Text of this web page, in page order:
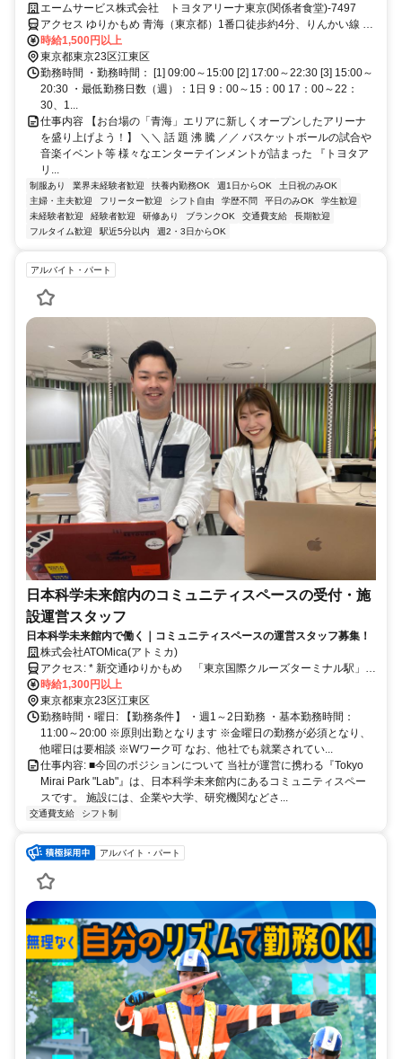
か？週1日～OK！未経験者も大歓迎！
エームサービス株式会社 トヨタアリーナ東京(関係者食堂)-7497
アクセス ゆりかもめ 青海（東京都）1番口徒歩約4分、りんかい線 東
京テレポートA口徒歩約8分、ゆりかもめ 東京ビッグサイト（ゆりか
もめ）1番口徒歩約12分
時給1,500円以上
東京都東京23区江東区
勤務時間 ・勤務時間： [1] 09:00～15:00 [2] 17:00～22:30 [3] 15:00～
20:30 ・最低勤務日数（週）：1日 9：00～15：00 17：00～22：
30、1...
仕事内容 【お台場の「青海」エリアに新しくオープンしたアリーナ
を盛り上げよう！】 ＼＼ 話 題 沸 騰 ／／ バスケットボールの試合や
音楽イベント等 様々なエンターテインメントが詰まった 『トヨタア
リ...
制服あり 業界未経験者歓迎 扶養内勤務OK 週1日からOK
土日祝のみOK
主婦・主夫歓迎
フリーター歓迎 シフト自由 学歴不問 平日のみOK
学生歓迎
未経験者歓迎
経験者歓迎 研修あり ブランクOK 交通費支給
長期歓迎
フルタイム歓迎
駅近5分以内 週2・3日からOK
アルバイト・パート
日本科学未来館内のコミュニティスペースの受付・施
設運営スタッフ
日本科学未来館内で働く｜コミュニティスペースの運営スタッフ募集！
株式会社ATOMica(アトミカ)
アクセス: * 新交通ゆりかもめ 「東京国際クルーズターミナル駅」下
車、徒歩約5分／「テレコムセンター駅」下車、徒歩約4分 * 東京臨海
高速鉄道りんかい線 「東京テレポート駅」下車、徒歩約15分
時給1,300円以上
東京都東京23区江東区
勤務時間・曜日: 【勤務条件】 ・週1～2日勤務 ・基本勤務時間：
11:00～20:00 ※原則出勤となります ※金曜日の勤務が必須となり、
他曜日は要相談 ※Wワーク可 なお、他社でも就業されてい...
仕事内容: ■今回のポジションについて 当社が運営に携わる『Tokyo
Mirai Park "Lab"』は、日本科学未来館内にあるコミュニティスペー
スです。 施設には、企業や大学、研究機関などさ...
交通費支給 シフト制
アルバイト・パート